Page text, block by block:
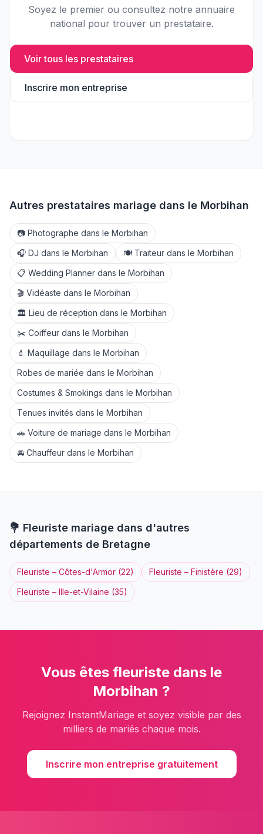
Soyez le premier ou consultez notre annuaire
national pour trouver un prestataire.
Voir tous les prestataires
Inscrire mon entreprise
Autres prestataires mariage dans le Morbihan
📷 Photographe dans le Morbihan
🎧 DJ dans le Morbihan 🍽️ Traiteur dans le Morbihan
📋 Wedding Planner dans le Morbihan
🎬 Vidéaste dans le Morbihan
🏛️ Lieu de réception dans le Morbihan
✂️ Coiffeur dans le Morbihan
💄 Maquillage dans le Morbihan
Robes de mariée dans le Morbihan
Costumes & Smokings dans le Morbihan
Tenues invités dans le Morbihan
🚗 Voiture de mariage dans le Morbihan
🚘 Chauffeur dans le Morbihan
💐 Fleuriste mariage dans d'autres
départements de Bretagne
Fleuriste – Côtes-d'Armor (22) Fleuriste – Finistère (29)
Fleuriste – Ille-et-Vilaine (35)
Vous êtes fleuriste dans le
Morbihan ?
Rejoignez InstantMariage et soyez visible par des
milliers de mariés chaque mois.
Inscrire mon entreprise gratuitement